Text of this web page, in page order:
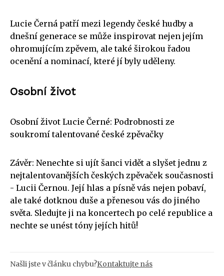
Lucie Černá patří mezi legendy české hudby a
dnešní generace se může inspirovat nejen jejím
ohromujícím zpěvem, ale také širokou řadou
ocenění a nominací, které jí byly uděleny.
Osobní život
Osobní život Lucie Černé: Podrobnosti ze
soukromí talentované české zpěvačky
Závěr: Nenechte si ujít šanci vidět a slyšet jednu z
nejtalentovanějších českých zpěvaček současnosti
- Lucii Černou. Její hlas a písně vás nejen pobaví,
ale také dotknou duše a přenesou vás do jiného
světa. Sledujte ji na koncertech po celé republice a
nechte se unést tóny jejích hitů!
Našli jste v článku chybu?Kontaktujte nás